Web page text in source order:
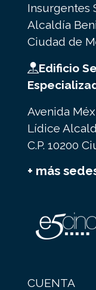
Insurgentes
Alcaldía
Ciudad de
Edificio
Avenida
Lídice
C.P. 10200
+ más
CUENTA